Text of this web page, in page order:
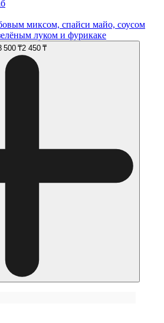
миксом, спайси майо, соусом
луком и фурикаке
500 ₸2 450 ₸